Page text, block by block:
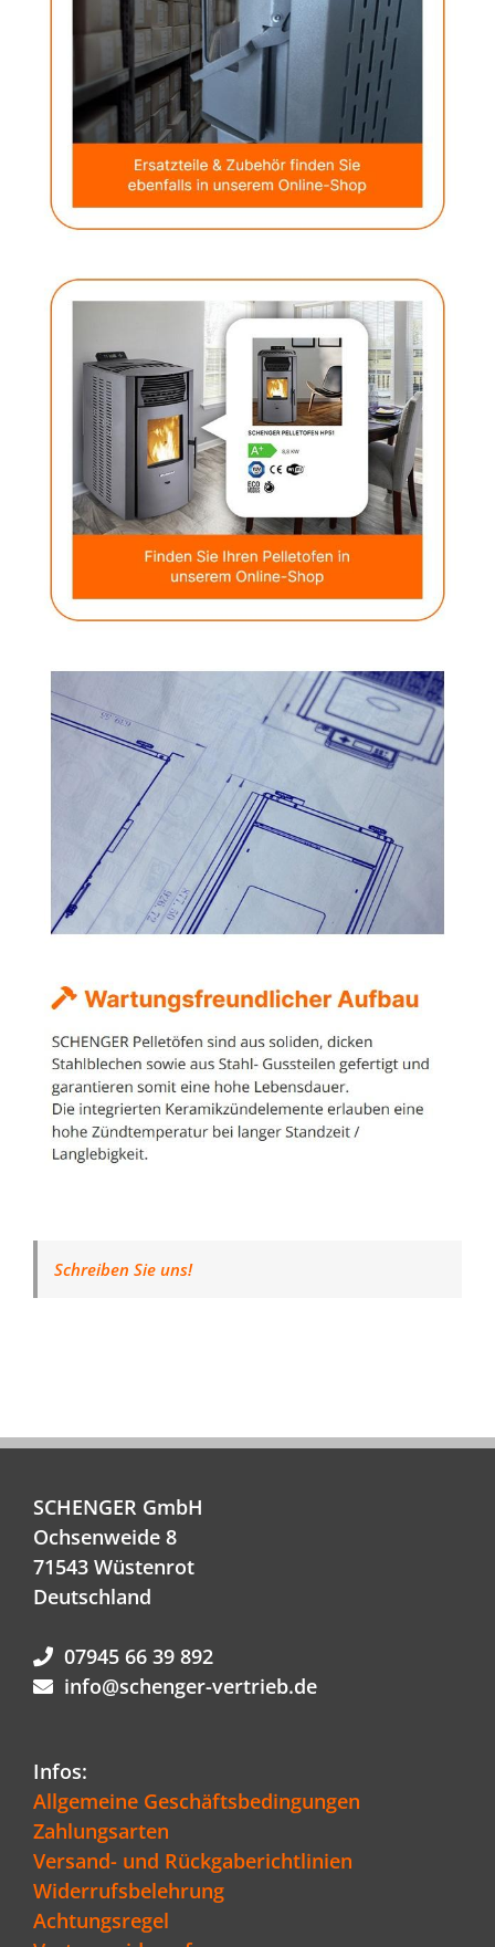
Schreiben Sie uns!
SCHENGER GmbH
Ochsenweide 8
71543 Wüstenrot
Deutschland
07945 66 39 892
info@schenger-vertrieb.de
Infos:
Allgemeine Geschäftsbedingungen
Zahlungsarten
Versand- und Rückgaberichtlinien
Widerrufsbelehrung
Achtungsregel